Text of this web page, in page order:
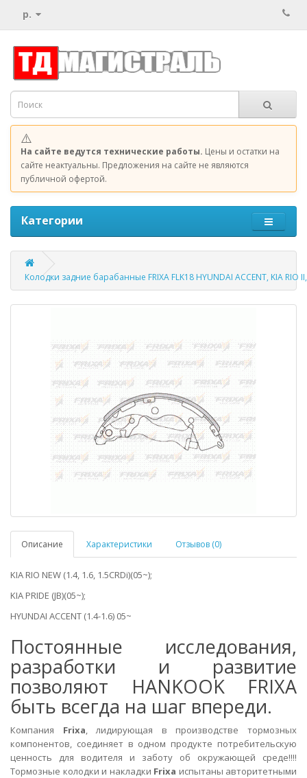
р.
⚠️
На сайте ведутся технические работы. Цены и остатки на
сайте неактуальны. Предложения на сайте не являются
публичной офертой.
Категории
Колодки задние барабанные FRIXA FLK18 HYUNDAI ACCENT, KIA RIO II,
Описание Характеристики Отзывов (0)
KIA RIO NEW (1.4, 1.6, 1.5CRDi)(05~);
KIA PRIDE (JB)(05~);
HYUNDAI ACCENT (1.4-1.6) 05~
Постоянные исследования,
разработки и развитие
позволяют HANKOOK FRIXA
быть всегда на шаг впереди.
Компания Frixa, лидирующая в производстве тормозных
компонентов, соединяет в одном продукте потребительскую
ценность для водителя и заботу об окружающей среде!!!!
Тормозные колодки и накладки Frixa испытаны авторитетными